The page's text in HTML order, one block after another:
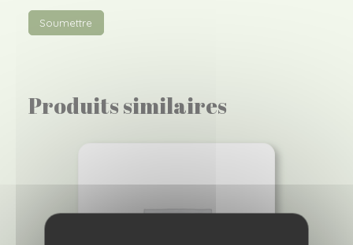
Produits similaires